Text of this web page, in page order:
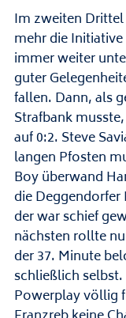
Im zweiten
mehr die
immer weiter
guter
fallen. Dann, als
Strafbank
auf 0:2. Steve
langen Pfosten
Boy überwand
die Deggendorfer
der war schief
nächsten rollte
der 37. Minute
schließlich
Powerplay völlig